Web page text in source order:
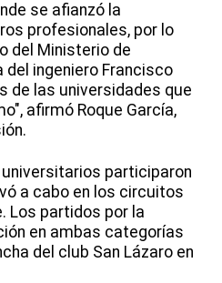
se afianzó la
profesionales, por lo
del Ministerio de
del ingeniero Francisco
de las universidades que
afirmó Roque García,
participaron
a cabo en los circuitos
Los partidos por la
en ambas categorías
del club San Lázaro en